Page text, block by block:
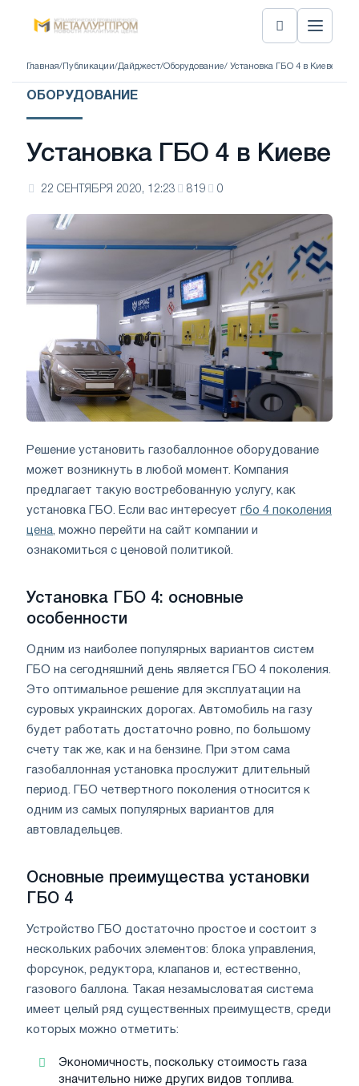
Главная/ Публикации/Дайджест/Оборудование/ Установка ГБО 4 в Киеве
ОБОРУДОВАНИЕ
Установка ГБО 4 в Киеве
22 СЕНТЯБРЯ 2020, 12:23 819 0
Решение установить газобаллонное оборудование
может возникнуть в любой момент. Компания
предлагает такую востребованную услугу, как
установка ГБО. Если вас интересует гбо 4 поколения
цена, можно перейти на сайт компании и
ознакомиться с ценовой политикой.
Установка ГБО 4: основные
особенности
Одним из наиболее популярных вариантов систем
ГБО на сегодняшний день является ГБО 4 поколения.
Это оптимальное решение для эксплуатации на
суровых украинских дорогах. Автомобиль на газу
будет работать достаточно ровно, по большому
счету так же, как и на бензине. При этом сама
газобаллонная установка прослужит длительный
период. ГБО четвертного поколения относится к
одним из самых популярных вариантов для
автовладельцев.
Основные преимущества установки
ГБО 4
Устройство ГБО достаточно простое и состоит з
нескольких рабочих элементов: блока управления,
форсунок, редуктора, клапанов и, естественно,
газового баллона. Такая незамысловатая система
имеет целый ряд существенных преимуществ, среди
которых можно отметить:
Экономичность, поскольку стоимость газа
значительно ниже других видов топлива.